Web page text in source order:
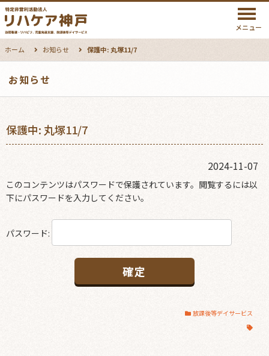
メニュー
ホーム お知らせ 保護中: 丸塚11/7
お知らせ
保護中: 丸塚11/7
2024-11-07
このコンテンツはパスワードで保護されています。閲覧するには以
下にパスワードを入力してください。
パスワード:
放課後等デイサービス